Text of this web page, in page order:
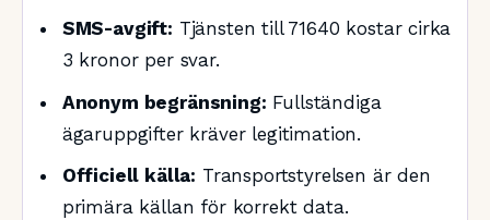
SMS-avgift: Tjänsten till 71640 kostar cirka
3 kronor per svar.
Anonym begränsning: Fullständiga
ägaruppgifter kräver legitimation.
Officiell källa: Transportstyrelsen är den
primära källan för korrekt data.